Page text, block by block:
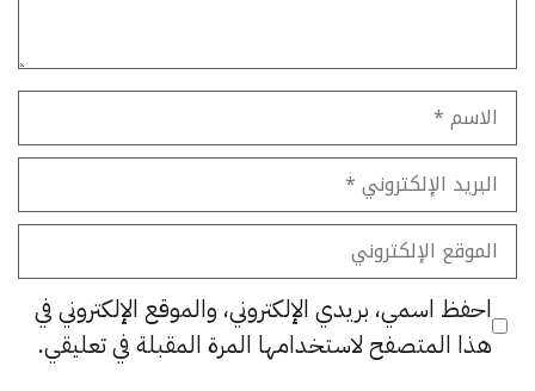
الاسم
البريد
الإلكتروني
الموقع
الإلكتروني
احفظ اسمي، بريدي الإلكتروني، والموقع الإلكتروني في
هذا المتصفح لاستخدامها المرة المقبلة في تعليقي.